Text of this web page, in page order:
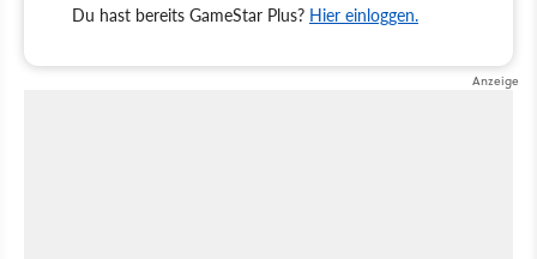
Du hast bereits GameStar Plus? Hier einloggen.